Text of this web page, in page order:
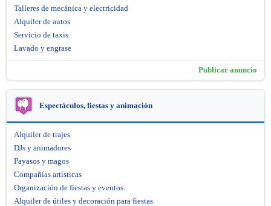
Talleres de mecánica y electricidad
Alquiler de autos
Servicio de taxis
Lavado y engrase
Publicar anuncio
Espectáculos, fiestas y animación
Alquiler de trajes
DJs y animadores
Payasos y magos
Compañías artísticas
Organización de fiestas y eventos
Alquiler de útiles y decoración para fiestas